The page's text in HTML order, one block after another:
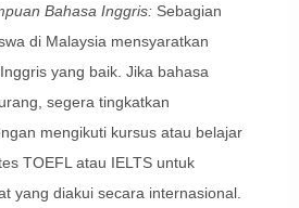
Bahasa Inggris:Sebagian
di Malaysia mensyaratkan
yang baik. Jika bahasa
segera tingkatkan
mengikuti kursus atau belajar
TOEFL atau IELTS untuk
yang diakui secara internasional.